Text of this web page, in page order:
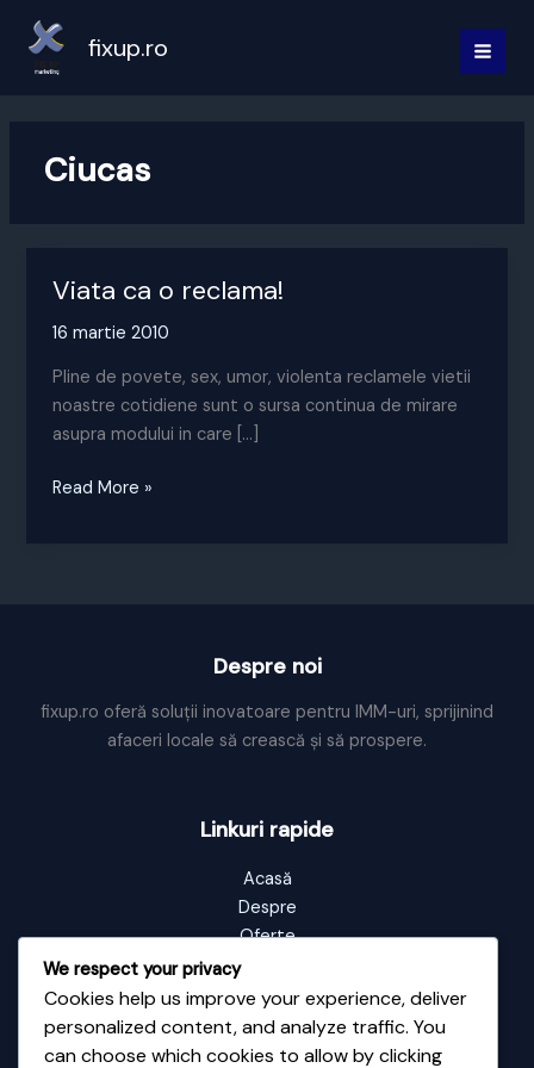
content
fixup.ro
Ciucas
Viata ca o reclama!
16 martie 2010
Pline de povete, sex, umor, violenta reclamele vietii
noastre cotidiene sunt o sursa continua de mirare
asupra modului in care […]
Viata
Read More »
Despre noi
fixup.ro oferă soluții inovatoare pentru IMM-uri, sprijinind
afaceri locale să crească și să prospere.
Linkuri rapide
Acasă
Despre
Oferte
Portofoliu
Blog
Contact
We respect your privacy
Cookies help us improve your experience, deliver
personalized content, and analyze traffic. You
can choose which cookies to allow by clicking